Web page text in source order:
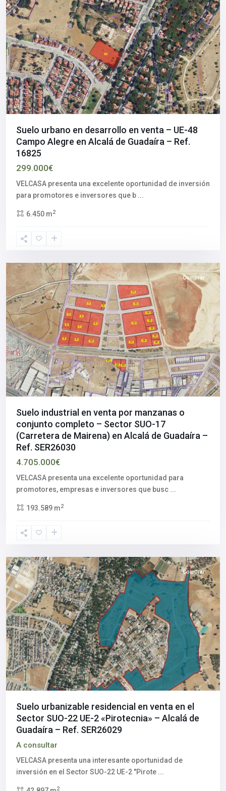
Suelo urbano en desarrollo en venta – UE-48
Campo Alegre en Alcalá de Guadaíra – Ref.
16825
299.000€
VELCASA presenta una excelente oportunidad de inversión
para promotores e inversores que b ...
6.450 m2
Industrial
Piedra
Hincada,
de
Sevilla
Comprar
Suelo industrial en venta por manzanas o
conjunto completo – Sector SUO-17
(Carretera de Mairena) en Alcalá de Guadaíra –
Ref. SER26030
4.705.000€
VELCASA presenta una excelente oportunidad para
promotores, empresas e inversores que busc ...
193.589 m2
de
Sevilla
Comprar
Suelo urbanizable residencial en venta en el
Sector SUO-22 UE-2 «Pirotecnia» – Alcalá de
Guadaíra – Ref. SER26029
A consultar
VELCASA presenta una interesante oportunidad de
inversión en el Sector SUO-22 UE-2 "Pirote ...
2